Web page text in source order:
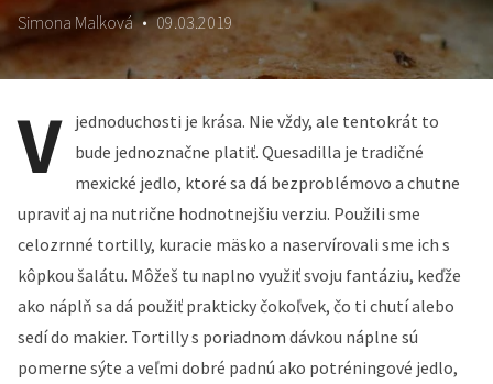
Simona Malková • 09.03.2019
V
jednoduchosti je krása. Nie vždy, ale tentokrát to
bude jednoznačne platiť. Quesadilla je tradičné
mexické jedlo, ktoré sa dá bezproblémovo a chutne
upraviť aj na nutrične hodnotnejšiu verziu. Použili sme
celozrnné tortilly, kuracie mäsko a naservírovali sme ich s
kôpkou šalátu. Môžeš tu naplno využiť svoju fantáziu, keďže
ako náplň sa dá použiť prakticky čokoľvek, čo ti chutí alebo
sedí do makier. Tortilly s poriadnom dávkou náplne sú
pomerne sýte a veľmi dobré padnú ako potréningové jedlo,